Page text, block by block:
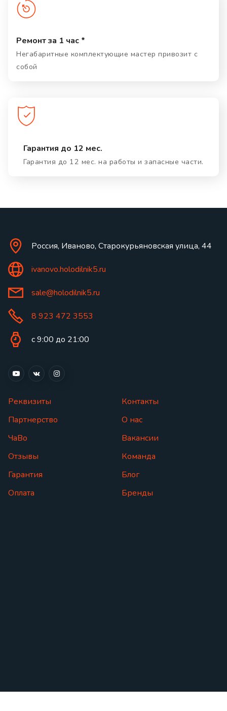
Ремонт за 1 час *
Негабаритные комплектующие мастер привозит с
собой
Гарантия до 12 мес.
Гарантия до 12 мес. на работы и запасные части.
Россия, Иваново, Старокурьяновская улица, 44
ivanovo.holodilnik5.ru
sale@holodilnik5.ru
8 923 472 3553
с 9:00 до 21:00
Реквизиты
Партнерство
ЧаВо
Отзывы
Гарантия
Оплата
Контакты
О нас
Вакансии
Команда
Блог
Бренды